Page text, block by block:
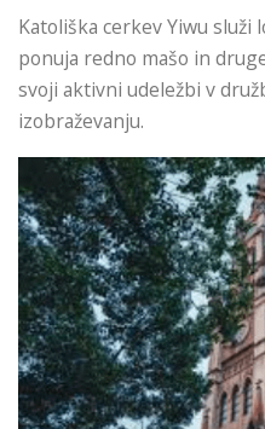
Katoliška cerkev Yiwu
ponuja redno mašo in
svoji aktivni udeležbi v
izobraževanju.